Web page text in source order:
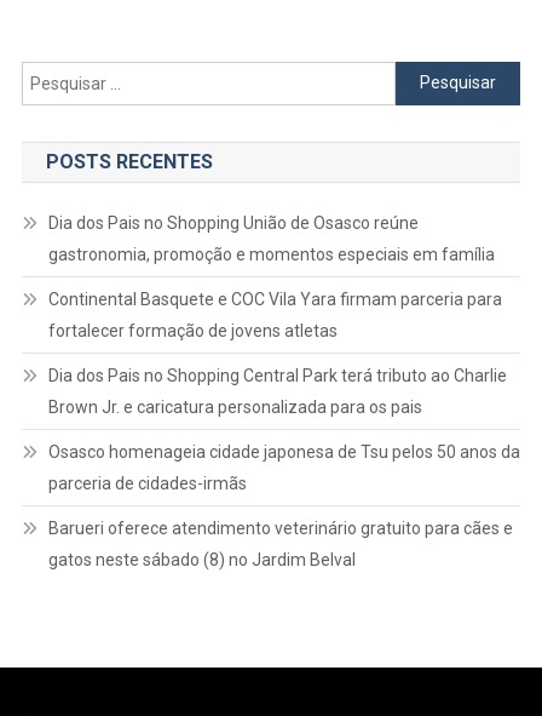
Pesquisar
por:
POSTS RECENTES
Dia dos Pais no Shopping União de Osasco reúne
gastronomia, promoção e momentos especiais em família
Continental Basquete e COC Vila Yara firmam parceria para
fortalecer formação de jovens atletas
Dia dos Pais no Shopping Central Park terá tributo ao Charlie
Brown Jr. e caricatura personalizada para os pais
Osasco homenageia cidade japonesa de Tsu pelos 50 anos da
parceria de cidades-irmãs
Barueri oferece atendimento veterinário gratuito para cães e
gatos neste sábado (8) no Jardim Belval